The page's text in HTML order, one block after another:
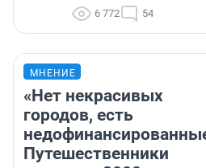
6 772 54
МНЕНИЕ
«Нет некрасивых
городов, есть
Путешественники